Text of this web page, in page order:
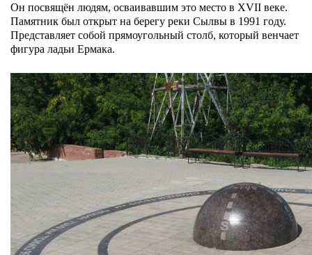
Он посвящён людям, осваивавшим это место в XVII веке.
Памятник был открыт на берегу реки Сылвы в 1991 году.
Представляет собой прямоугольный столб, который венчает
фигура ладьи Ермака.